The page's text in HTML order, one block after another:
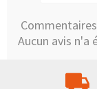
Aucun avis n'a